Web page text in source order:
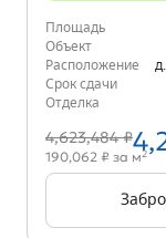
Площадь
Объект
Расположение
Срок сдачи
Отделка
4,623,484 ₽
190,062 ₽ за м2